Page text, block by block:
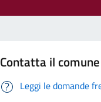
Contatta il comune
Leggi le domande